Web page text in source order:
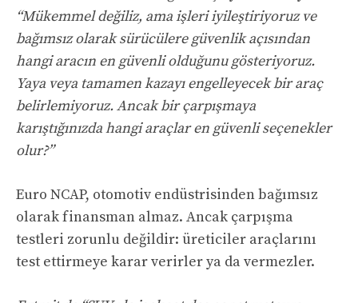
“Mükemmel değiliz, ama işleri iyileştiriyoruz ve
bağımsız olarak sürücülere güvenlik açısından
hangi aracın en güvenli olduğunu gösteriyoruz.
Yaya veya tamamen kazayı engelleyecek bir araç
belirlemiyoruz. Ancak bir çarpışmaya
karıştığınızda hangi araçlar en güvenli seçenekler
olur?”
Euro NCAP, otomotiv endüstrisinden bağımsız
olarak finansman almaz. Ancak çarpışma
testleri zorunlu değildir: üreticiler araçlarını
test ettirmeye karar verirler ya da vermezler.